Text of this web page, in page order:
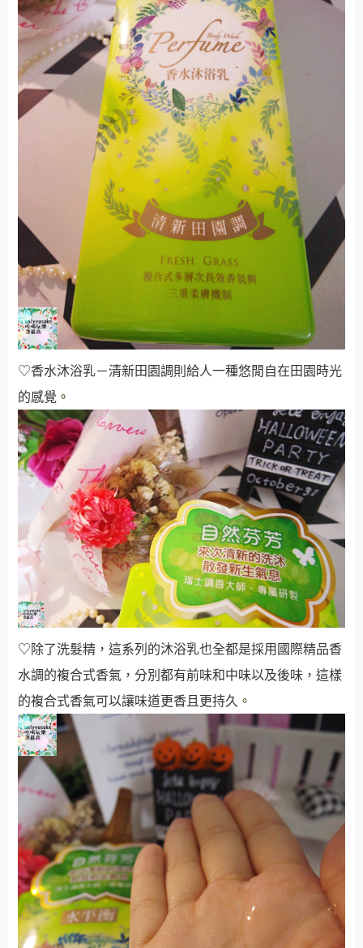
♡香水沐浴乳－清新田園調則給人一種悠閒自在田園時光
的感覺 。
♡除了洗髮精，這系列的沐浴乳也全都是採用國際精品香
水調的複合式香氣，分別都有前味和中味以及後味，這樣
的複合式香氣可以讓味道更香且更持久 。